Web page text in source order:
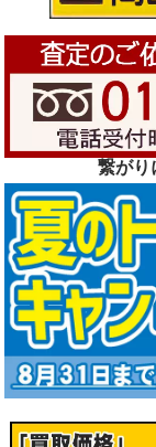
繋がり